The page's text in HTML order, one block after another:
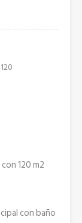
120
120 m2
con baño